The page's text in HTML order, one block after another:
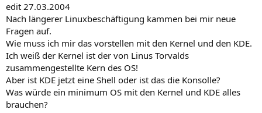
edit 27.03.2004
Nach längerer Linuxbeschäftigung kammen bei mir neue
Fragen auf.
Wie muss ich mir das vorstellen mit den Kernel und den KDE.
Ich weiß der Kernel ist der von Linus Torvalds
zusammengestellte Kern des OS!
Aber ist KDE jetzt eine Shell oder ist das die Konsolle?
Was würde ein minimum OS mit den Kernel und KDE alles
brauchen?